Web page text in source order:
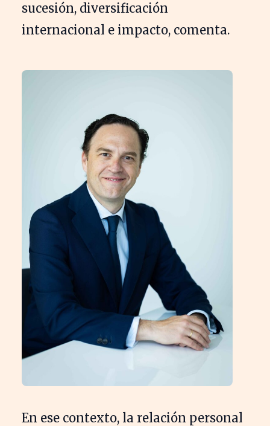
sucesión, diversificación
internacional e impacto, comenta.
En ese contexto, la relación personal